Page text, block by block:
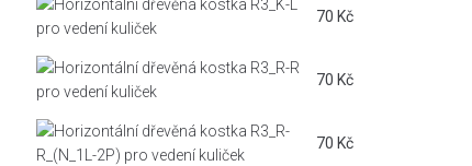
70 Kč
70 Kč
70 Kč